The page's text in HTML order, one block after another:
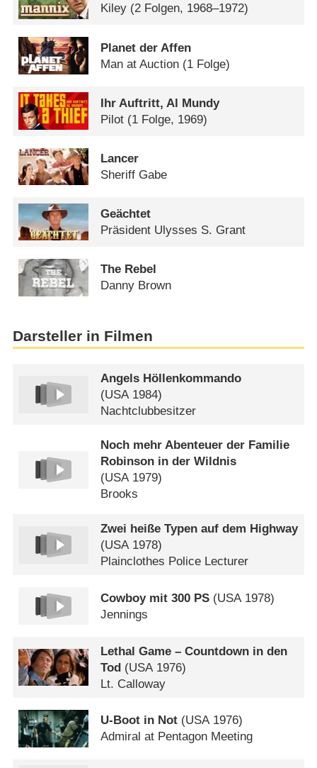
Kiley (2 Folgen, 1968–1972)
Planet der Affen
Man at Auction (1 Folge)
Ihr Auftritt, Al Mundy
Pilot (1 Folge, 1969)
Lancer
Sheriff Gabe
Geächtet
Präsident Ulysses S. Grant
The Rebel
Danny Brown
Darsteller in Filmen
Angels Höllenkommando
(USA1984)
Nachtclubbesitzer
Noch mehr Abenteuer der Familie
Robinson in der Wildnis
(USA1979)
Brooks
Zwei heiße Typen auf dem Highway
(USA1978)
Plainclothes Police Lecturer
Cowboy mit 300 PS (USA 1978)
Jennings
Lethal Game – Countdown in den
Tod (USA 1976)
Lt. Calloway
U-Boot in Not (USA1976)
Admiral at Pentagon Meeting